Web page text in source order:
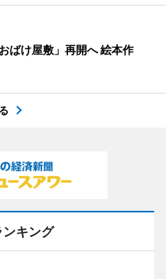
ばけ屋敷」再開へ 絵本作
キング